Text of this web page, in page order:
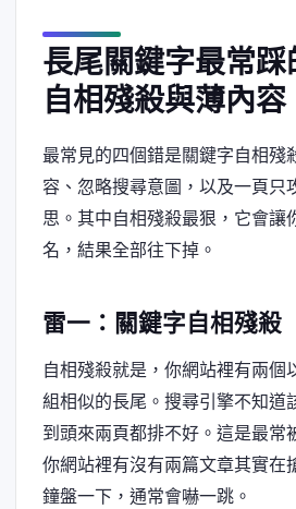
長尾關鍵字最常踩
自相殘殺與薄內容
最常見的四個錯是關鍵字自相殘
容、忽略搜尋意圖，以及一頁只
思。其中自相殘殺最狠，它會讓
名，結果全部往下掉。
雷一：關鍵字自相殘殺
自相殘殺就是，你網站裡有兩個
組相似的長尾。搜尋引擎不知道
到頭來兩頁都排不好。這是最常
你網站裡有沒有兩篇文章其實在
鐘盤一下，通常會嚇一跳。